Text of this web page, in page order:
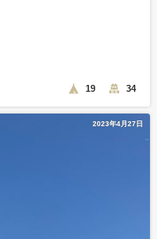
19 34
2023年4月27日